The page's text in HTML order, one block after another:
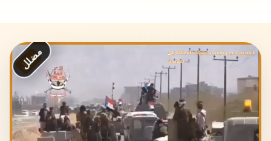
مضلل